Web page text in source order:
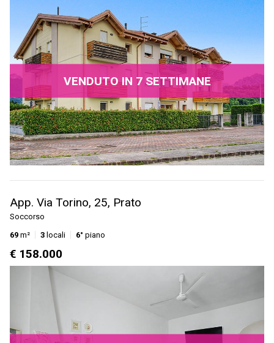
VENDUTO IN 7 SETTIMANE
App. Via Torino, 25, Prato
Soccorso
69 m² 3 locali 6° piano
€ 158.000